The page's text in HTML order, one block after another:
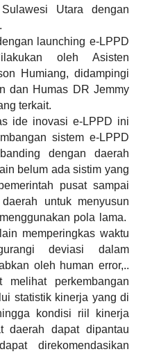
Utara dengan
launching e-LPPD
oleh Asisten
Humiang, didampingi
dan Humas DR Jemmy
terkait.
ide inovasi e-LPPD ini
sistem e-LPPD
dengan daerah
belum ada sistim yang
pusat sampai
untuk menyusun
pola lama.
memperingkas waktu
deviasi dalam
oleh human error,..
perkembangan
statistik kinerja yang di
kondisi riil kinerja
daerah dapat dipantau
direkomendasikan